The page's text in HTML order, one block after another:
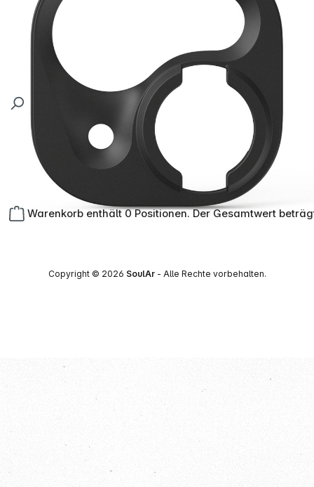
Warenkorb enthält 0 Positionen. Der Gesamtwert
Copyright © 2026 SoulAr- Alle Rechte vorbehalten.